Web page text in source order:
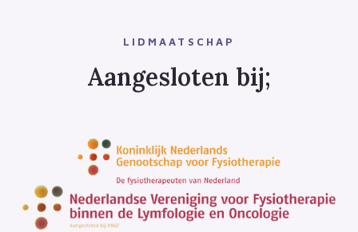
LIDMAATSCHAP
Aangesloten bij;